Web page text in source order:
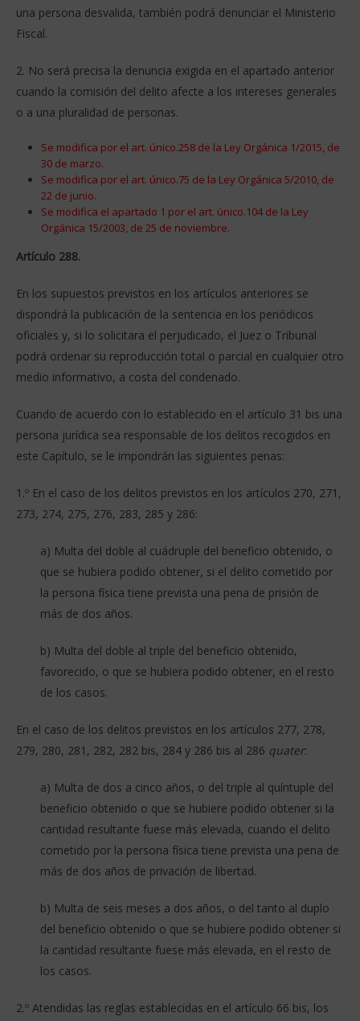
una persona desvalida, también podrá denunciar el Ministerio
Fiscal.
2. No será precisa la denuncia exigida en el apartado anterior
cuando la comisión del delito afecte a los intereses generales
o a una pluralidad de personas.
Se modifica por el art. único.258 de la Ley Orgánica 1/2015, de
30 de marzo.
Se modifica por el art. único.75 de la Ley Orgánica 5/2010, de
22 de junio.
Se modifica el apartado 1 por el art. único.104 de la Ley
Orgánica 15/2003, de 25 de noviembre.
Artículo 288.
En los supuestos previstos en los artículos anteriores se
dispondrá la publicación de la sentencia en los periódicos
oficiales y, si lo solicitara el perjudicado, el Juez o Tribunal
podrá ordenar su reproducción total o parcial en cualquier otro
medio informativo, a costa del condenado.
Cuando de acuerdo con lo establecido en el artículo 31 bis una
persona jurídica sea responsable de los delitos recogidos en
este Capítulo, se le impondrán las siguientes penas:
1.º En el caso de los delitos previstos en los artículos 270, 271,
273, 274, 275, 276, 283, 285 y 286:
a) Multa del doble al cuádruple del beneficio obtenido, o
que se hubiera podido obtener, si el delito cometido por
la persona física tiene prevista una pena de prisión de
más de dos años.
b) Multa del doble al triple del beneficio obtenido,
favorecido, o que se hubiera podido obtener, en el resto
de los casos.
En el caso de los delitos previstos en los artículos 277, 278,
279, 280, 281, 282, 282 bis, 284 y 286 bis al 286 quater:
a) Multa de dos a cinco años, o del triple al quíntuple del
beneficio obtenido o que se hubiere podido obtener si la
cantidad resultante fuese más elevada, cuando el delito
cometido por la persona física tiene prevista una pena de
más de dos años de privación de libertad.
b) Multa de seis meses a dos años, o del tanto al duplo
del beneficio obtenido o que se hubiere podido obtener si
la cantidad resultante fuese más elevada, en el resto de
los casos.
2.º Atendidas las reglas establecidas en el artículo 66 bis, los